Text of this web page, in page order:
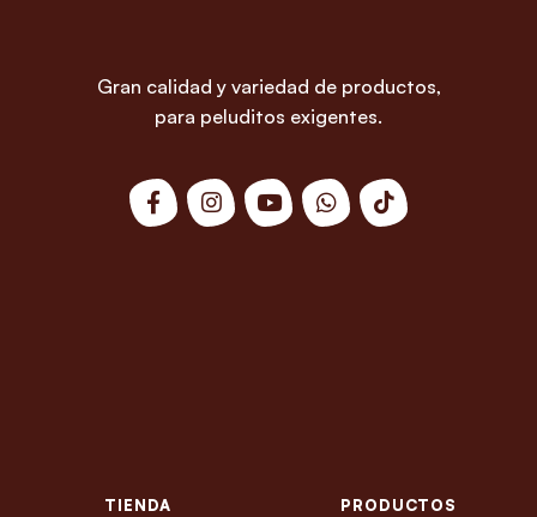
Gran calidad y variedad de productos,
para peluditos exigentes.
TIENDA PRODUCTOS